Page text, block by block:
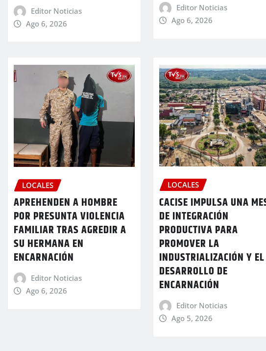
Editor Noticias
Ago 6, 2026
Editor Noticias
Ago 6, 2026
LOCALES
APREHENDEN A HOMBRE
POR PRESUNTA VIOLENCIA
FAMILIAR TRAS AGREDIR A
SU HERMANA EN
ENCARNACIÓN
Editor Noticias
Ago 6, 2026
LOCALES
CACISE IMPULSA UNA
DE INTEGRACIÓN
PRODUCTIVA PARA
PROMOVER LA
INDUSTRIALIZACIÓN Y EL
DESARROLLO DE
ENCARNACIÓN
Editor Noticias
Ago 5, 2026